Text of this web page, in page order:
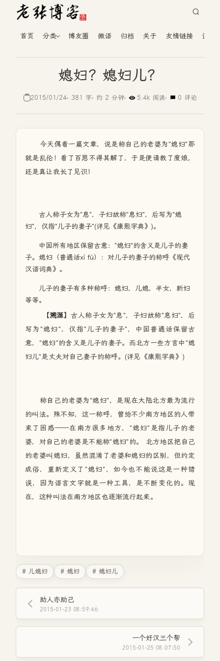
首页 分类 博友圈 微语 归档 关于 友情链接 读者
媳妇？媳妇儿？
2015/01/24 381 字 约 2 分钟 5.4k 阅读 0 评论
今天偶看一篇文章，说是称自己的老婆为"媳妇"那
就是乱伦！看了百思不得其解了，于是便请教了度娘，
还是真让我长了见识！
古人称子女为"息"，子妇故称"息妇"，后写为"媳
妇"，仅指"儿子的妻子"(详见《康熙字典》)。
中国所有地区保留古意："媳妇"的含义是儿子的妻
子。媳妇（普通话xí fù）：对儿子的妻子的称呼《现代
汉语词典》。
儿子的妻子有多种称呼：媳妇，儿媳，半女，新妇
等等。
【溯源】古人称子女为"息"，子妇故称"息妇"，后
写为"媳妇"，仅指"儿子的妻子"，中国普通话保留古
意，"媳妇"的含义是儿子的妻子。而北方一些方言中"媳
妇儿"是丈夫对自己妻子的称呼。(详见《康熙字典》 )
称自己的老婆为"媳妇"，是现在大陆北方最为流行
的叫法。殊不知，这一称呼，曾给不少南方地区的人带
来了困惑——在南方很多地方，"媳妇"是指儿子的老
婆，对自己的老婆是不能称"媳妇"的。 北方地区把自己
的老婆叫媳妇，虽然混淆了老婆和媳妇的区别，但约定
成俗，重新定义了"媳妇"，如今也不能说这是一种错
误，因为语言文字就是一种工具，是不断变化的。现
在，这种叫法在南方地区也逐渐流行起来。
# 儿媳妇 # 媳妇 # 媳妇儿
助人亦助己
2015-01-23 08:59:46
一个好汉三个帮
2015-01-25 08:07:50